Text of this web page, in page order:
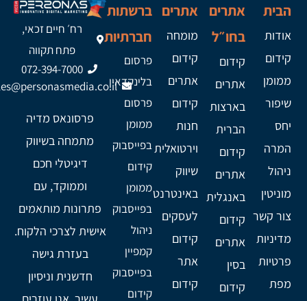
הבית
אודות
קידום
ממומן
שיפור
יחס
המרה
ניהול
מוניטין
צור קשר
מדיניות
פרטיות
מפת
אתרים
בחו״ל
קידום
אתרים
בארצות
הברית
קידום
אתרים
באנגלית
קידום
אתרים
בסין
קידום
אתרים
מומחה
קידום
אתרים
קידום
חנות
וירטואלית
שיווק
באינטרנט
לעסקים
קידום
אתר
קידום
ברשתות
חברתיות
פרסום
בלינקדאין
פרסום
ממומן
בפייסבוק
קידום
ממומן
בפייסבוק
ניהול
קמפיין
בפייסבוק
קידום
רח׳ חיים זכאי,
פתח תקווה
072-394-7000
פרסונאס מדיה
מתמחה בשיווק
דיגיטלי חכם
וממוקד, עם
פתרונות מותאמים
אישית לצרכי הלקוח.
בעזרת גישה
חדשנית וניסיון